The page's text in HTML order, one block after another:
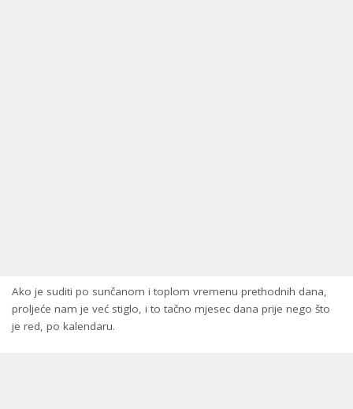
Ako je suditi po sunčanom i toplom vremenu prethodnih dana,
proljeće nam je već stiglo, i to tačno mjesec dana prije nego što
je red, po kalendaru.